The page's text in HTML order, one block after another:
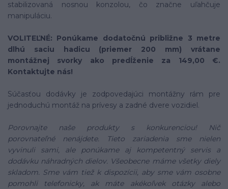
stabilizovaná nosnou konzolou, čo značne uľahčuje
manipuláciu.
VOLITEĽNÉ: Ponúkame dodatočnú približne 3 metre
dlhú saciu hadicu (priemer 200 mm) vrátane
montážnej svorky ako predĺženie za 149,00 €.
Kontaktujte nás!
Súčasťou dodávky je zodpovedajúci montážny rám pre
jednoduchú montáž na prívesy a zadné dvere vozidiel.
Porovnajte naše produkty s konkurenciou! Nič
porovnateľné nenájdete. Tieto zariadenia sme nielen
vyvinuli sami, ale ponúkame aj kompetentný servis a
dodávku náhradných dielov. Všeobecne máme všetky diely
skladom. Sme vám tiež k dispozícii, aby sme vám osobne
pomohli telefonicky, ak máte akékoľvek otázky alebo